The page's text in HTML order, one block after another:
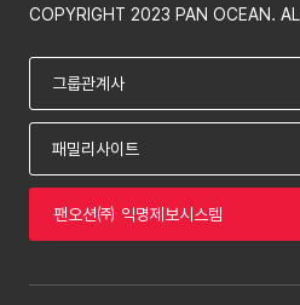
COPYRIGHT 2023 PAN OCEAN.
팬오션㈜ 익명제보시스템